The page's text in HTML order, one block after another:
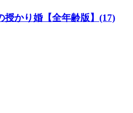
授かり婚【全年齢版】(17)